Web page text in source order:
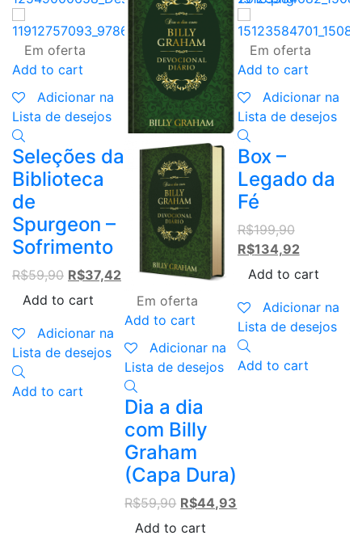
Em oferta
Add to cart
Adicionar na
Lista de desejos
Seleções da
Biblioteca
de
Spurgeon –
Sofrimento
R$59,90 Original
price
R$59,90.
R$37,42 Current
price
is:
Add to cart
Adicionar na
Lista de desejos
Add to cart
Em oferta
Add to cart
Adicionar na
Lista de desejos
Dia a dia
com Billy
Graham
(Capa Dura)
R$59,90 Original
price
R$44,93
Add to cart
Em oferta
Add to cart
Adicionar na
Lista de desejos
Box –
Legado da
Fé
R$199,90Original
price
was:
R$134,92Current
price
R$134,92.
Add to cart
Adicionar na
Lista de desejos
Add to cart